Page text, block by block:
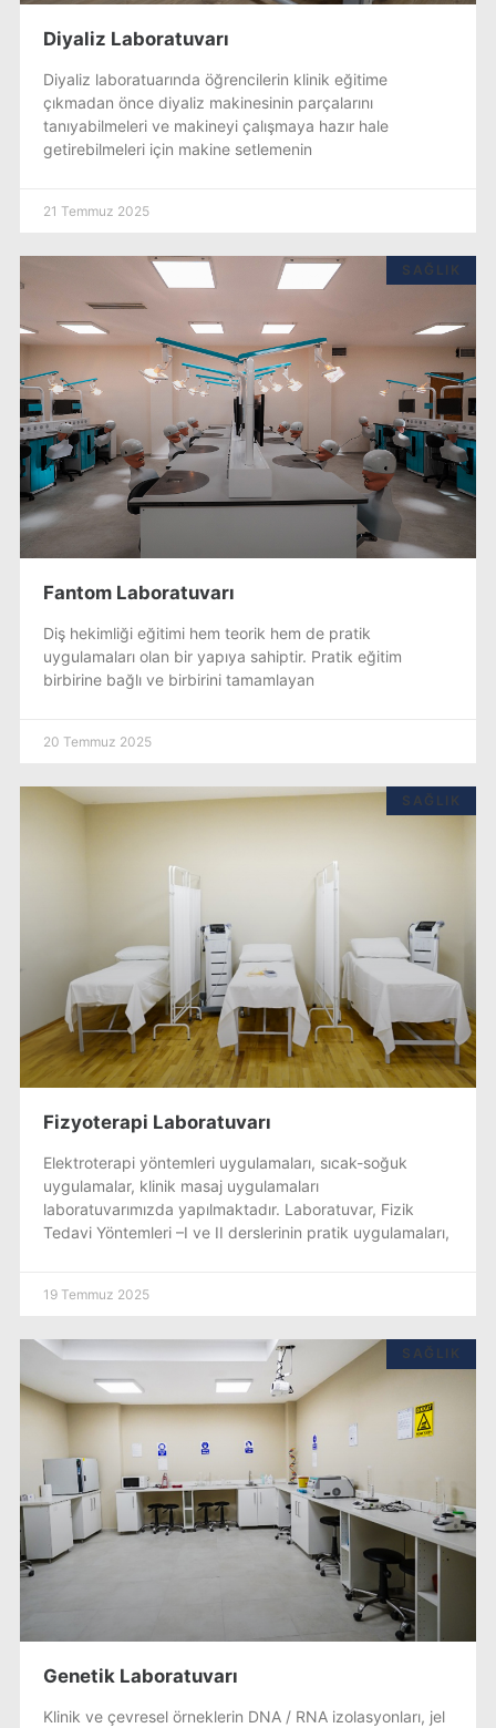
Diyaliz Laboratuvarı
Diyaliz laboratuarında öğrencilerin klinik eğitime
çıkmadan önce diyaliz makinesinin parçalarını
tanıyabilmeleri ve makineyi çalışmaya hazır hale
getirebilmeleri için makine setlemenin
21 Temmuz 2025
SAĞLIK
Fantom Laboratuvarı
Diş hekimliği eğitimi hem teorik hem de pratik
uygulamaları olan bir yapıya sahiptir. Pratik eğitim
birbirine bağlı ve birbirini tamamlayan
20 Temmuz 2025
SAĞLIK
Fizyoterapi Laboratuvarı
Elektroterapi yöntemleri uygulamaları, sıcak-soğuk
uygulamalar, klinik masaj uygulamaları
laboratuvarımızda yapılmaktadır. Laboratuvar, Fizik
Tedavi Yöntemleri –I ve II derslerinin pratik uygulamaları,
19 Temmuz 2025
SAĞLIK
Genetik Laboratuvarı
Klinik ve çevresel örneklerin DNA / RNA izolasyonları, jel